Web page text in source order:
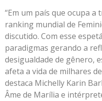
“Em um país que ocupa
ranking mundial de
discutido. Com esse
paradigmas gerando a
desigualdade de gênero,
afeta a vida de milhares
destaca Michelly Karin
Âme de Marília e